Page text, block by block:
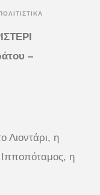
–
Λιοντάρι, η
η